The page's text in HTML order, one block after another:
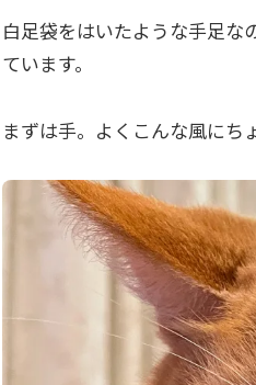
白足袋をはいたような手足な
ています。
まずは手。よくこんな風にち